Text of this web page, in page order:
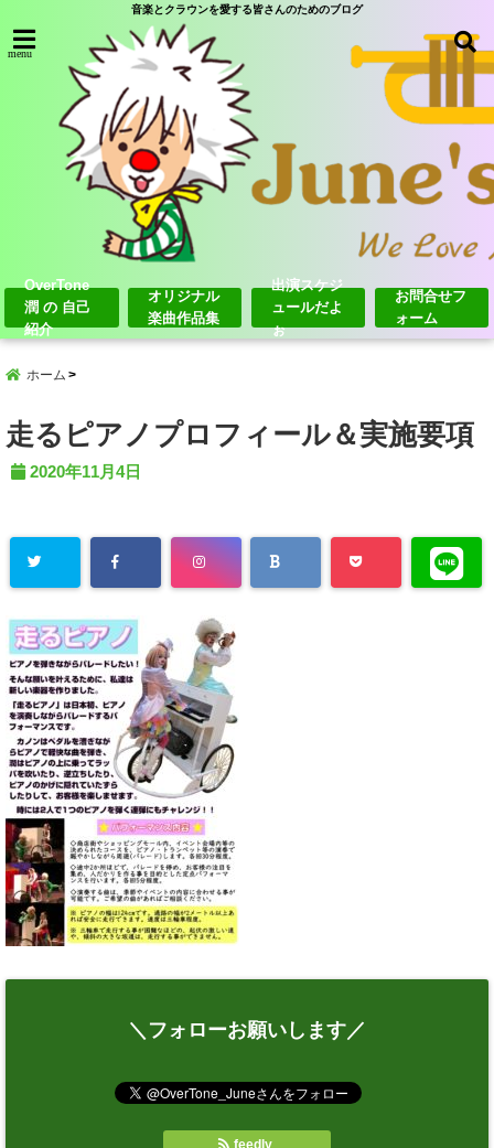
音楽とクラウンを愛する皆さんのためのブログ
menu
OverTone
潤 の 自己
紹介
オリジナル
楽曲作品集
出演スケジ
ュールだよ
ぉ
お問合せフ
ォーム
ホーム
走るピアノプロフィール＆実施要項
2020年11月4日
＼フォローお願いします／
feedly